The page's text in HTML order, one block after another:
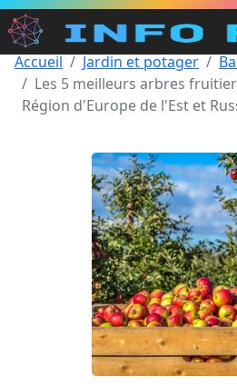
FR
Autre
Accueil Jardin et potager
Les 5 meilleurs arbres
Région d'Europe de l'Est et